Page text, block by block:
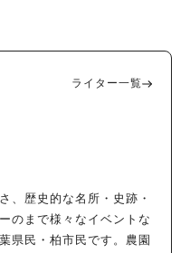
ライター一覧
、歴史的な名所・史跡・
のまで様々なイベントな
県民・柏市民です。農園